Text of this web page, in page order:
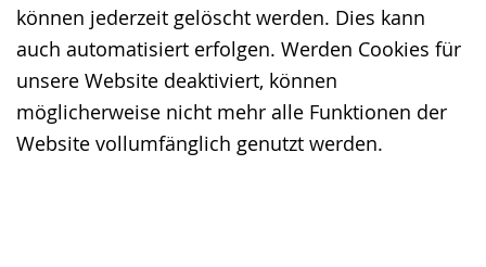
können jederzeit gelöscht werden. Dies kann
auch automatisiert erfolgen. Werden Cookies für
unsere Website deaktiviert, können
möglicherweise nicht mehr alle Funktionen der
Website vollumfänglich genutzt werden.